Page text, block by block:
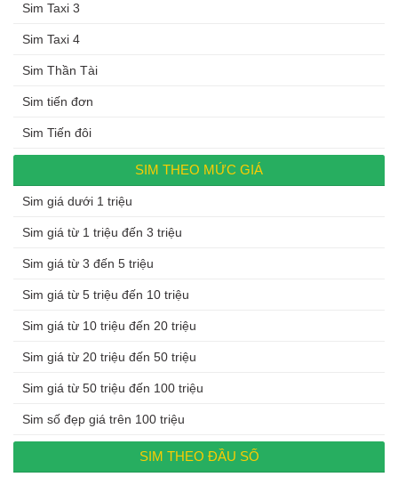
Sim Taxi 3
Sim Taxi 4
Sim Thần Tài
Sim tiến đơn
Sim Tiến đôi
SIM THEO MỨC GIÁ
Sim giá dưới 1 triệu
Sim giá từ 1 triệu đến 3 triệu
Sim giá từ 3 đến 5 triệu
Sim giá từ 5 triệu đến 10 triệu
Sim giá từ 10 triệu đến 20 triệu
Sim giá từ 20 triệu đến 50 triệu
Sim giá từ 50 triệu đến 100 triệu
Sim số đẹp giá trên 100 triệu
SIM THEO ĐẦU SỐ